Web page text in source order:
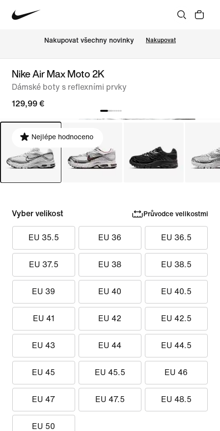
Nakupovat všechny novinky Nakupovat
Nike Air Max Moto 2K
Dámské boty s reflexními prvky
129,99 €
Nejlépe hodnoceno
Vyber velikost Průvodce velikostmi
EU 35.5 EU 36 EU 36.5
EU 37.5 EU 38 EU 38.5
EU 39 EU 40 EU 40.5
EU 41 EU 42 EU 42.5
EU 43 EU 44 EU 44.5
EU 45 EU 45.5 EU 46
EU 47 EU 47.5 EU 48.5
EU 50